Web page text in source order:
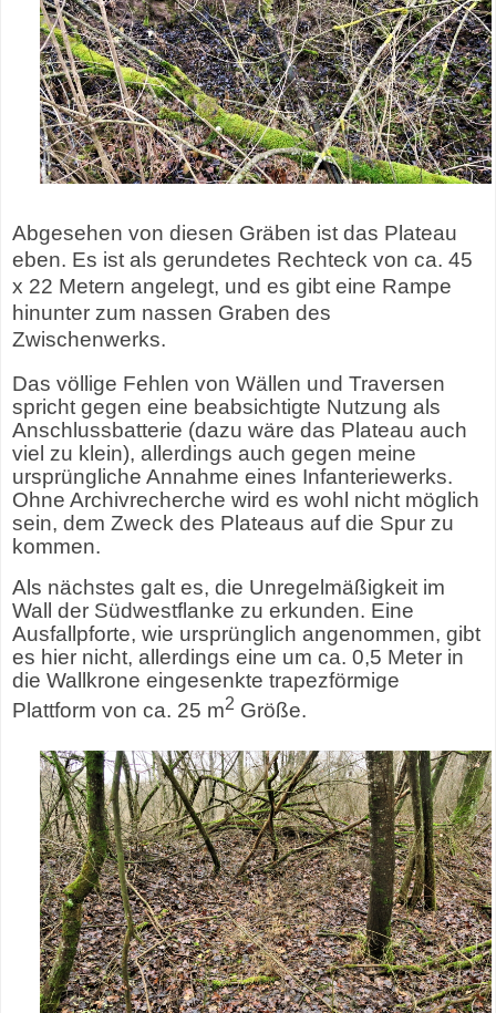
Abgesehen von diesen Gräben ist das Plateau
eben. Es ist als gerundetes Rechteck von ca. 45
x 22 Metern angelegt, und es gibt eine Rampe
hinunter zum nassen Graben des
Zwischenwerks.
Das völlige Fehlen von Wällen und Traversen
spricht gegen eine beabsichtigte Nutzung als
Anschlussbatterie (dazu wäre das Plateau auch
viel zu klein), allerdings auch gegen meine
ursprüngliche Annahme eines Infanteriewerks.
Ohne Archivrecherche wird es wohl nicht möglich
sein, dem Zweck des Plateaus auf die Spur zu
kommen.
Als nächstes galt es, die Unregelmäßigkeit im
Wall der Südwestflanke zu erkunden. Eine
Ausfallpforte, wie ursprünglich angenommen, gibt
es hier nicht, allerdings eine um ca. 0,5 Meter in
die Wallkrone eingesenkte trapezförmige
Plattform von ca. 25 m2 Größe.